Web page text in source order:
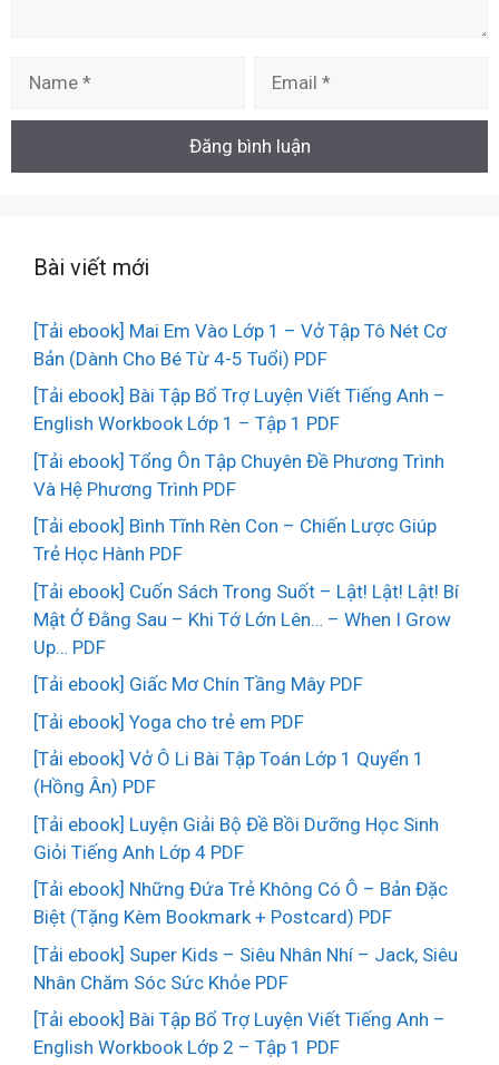
Bài viết mới
[Tải ebook] Mai Em Vào Lớp 1 – Vở Tập Tô Nét Cơ
Bản (Dành Cho Bé Từ 4-5 Tuổi) PDF
[Tải ebook] Bài Tập Bổ Trợ Luyện Viết Tiếng Anh –
English Workbook Lớp 1 – Tập 1 PDF
[Tải ebook] Tổng Ôn Tập Chuyên Đề Phương Trình
Và Hệ Phương Trình PDF
[Tải ebook] Bình Tĩnh Rèn Con – Chiến Lược Giúp
Trẻ Học Hành PDF
[Tải ebook] Cuốn Sách Trong Suốt – Lật! Lật! Lật! Bí
Mật Ở Đằng Sau – Khi Tớ Lớn Lên… – When I Grow
Up… PDF
[Tải ebook] Giấc Mơ Chín Tầng Mây PDF
[Tải ebook] Yoga cho trẻ em PDF
[Tải ebook] Vở Ô Li Bài Tập Toán Lớp 1 Quyển 1
(Hồng Ân) PDF
[Tải ebook] Luyện Giải Bộ Đề Bồi Dưỡng Học Sinh
Giỏi Tiếng Anh Lớp 4 PDF
[Tải ebook] Những Đứa Trẻ Không Có Ô – Bản Đặc
Biệt (Tặng Kèm Bookmark + Postcard) PDF
[Tải ebook] Super Kids – Siêu Nhân Nhí – Jack, Siêu
Nhân Chăm Sóc Sức Khỏe PDF
[Tải ebook] Bài Tập Bổ Trợ Luyện Viết Tiếng Anh –
English Workbook Lớp 2 – Tập 1 PDF